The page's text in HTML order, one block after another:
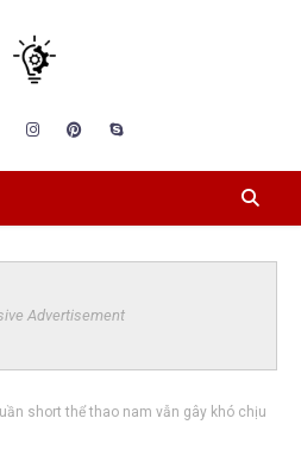
Advertisement
short thể thao nam vẫn gây khó chịu